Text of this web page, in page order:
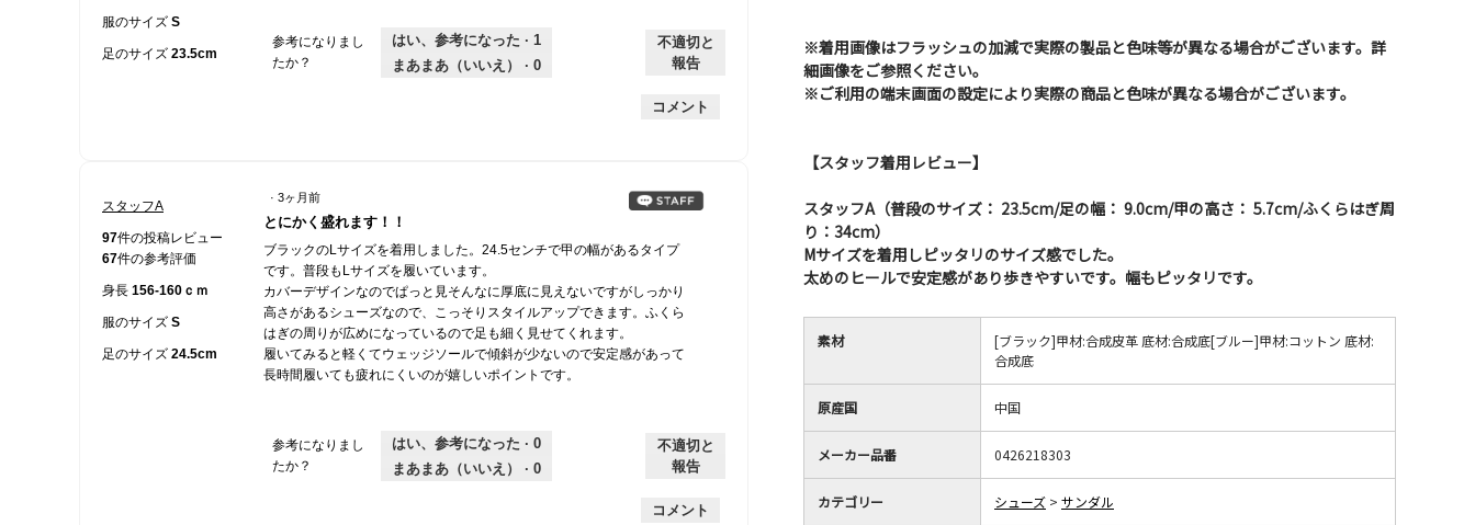
服のサイズ S
足のサイズ 23.5cm
す。
参考になりまし
たか？
はい、参考になった · 1
まあまあ（いいえ） · 0
不適切と
報告
コメント
スタッフA
97件の投稿レビュー
67件の参考評価
身長 156-160ｃｍ
服のサイズ S
足のサイズ 24.5cm
5
／
5
個
で
す。
· 3ヶ月前
とにかく盛れます！！
ブラックのLサイズを着用しました。24.5センチで甲の幅があるタイプ
です。普段もLサイズを履いています。
カバーデザインなのでぱっと見そんなに厚底に見えないですがしっかり
高さがあるシューズなので、こっそりスタイルアップできます。ふくら
はぎの周りが広めになっているので足も細く見せてくれます。
履いてみると軽くてウェッジソールで傾斜が少ないので安定感があって
長時間履いても疲れにくいのが嬉しいポイントです。
参考になりまし
たか？
はい、参考になった · 0
まあまあ（いいえ） · 0
不適切と
報告
コメント
※着用画像はフラッシュの加減で実際の製品と色味等が異なる場合がございます。詳
細画像をご参照ください。
※ご利用の端末画面の設定により実際の商品と色味が異なる場合がございます。
【スタッフ着用レビュー】
スタッフA（普段のサイズ： 23.5cm/足の幅： 9.0cm/甲の高さ： 5.7cm/ふくらはぎ周
り：34cm）
Mサイズを着用しピッタリのサイズ感でした。
太めのヒールで安定感があり歩きやすいです。幅もピッタリです。
素材
[ブラック]甲材:合成皮革 底材:合成底[ブルー]甲材:コットン 底材:
合成底
原産国 中国
メーカー品番 0426218303
カテゴリー シューズ > サンダル